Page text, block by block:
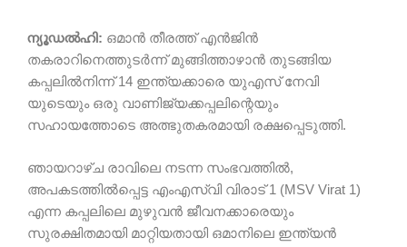
ന്യൂഡൽഹി: ഒമാൻ തീരത്ത് എൻജിൻ
തകരാറിനെത്തുടർന്ന് മുങ്ങിത്താഴാൻ തുടങ്ങിയ
കപ്പലിൽനിന്ന് 14 ഇന്ത്യക്കാരെ യുഎസ് നേവി
യുടെയും ഒരു വാണിജ്യക്കപ്പലിന്റെയും
സഹായത്തോടെ അത്ഭുതകരമായി രക്ഷപ്പെടുത്തി.
ഞായറാഴ്ച രാവിലെ നടന്ന സംഭവത്തിൽ,
അപകടത്തിൽപ്പെട്ട എംഎസ്‌വി വിരാട് 1 (MSV Virat 1)
എന്ന കപ്പലിലെ മുഴുവൻ ജീവനക്കാരെയും
സുരക്ഷിതമായി മാറ്റിയതായി ഒമാനിലെ ഇന്ത്യൻ